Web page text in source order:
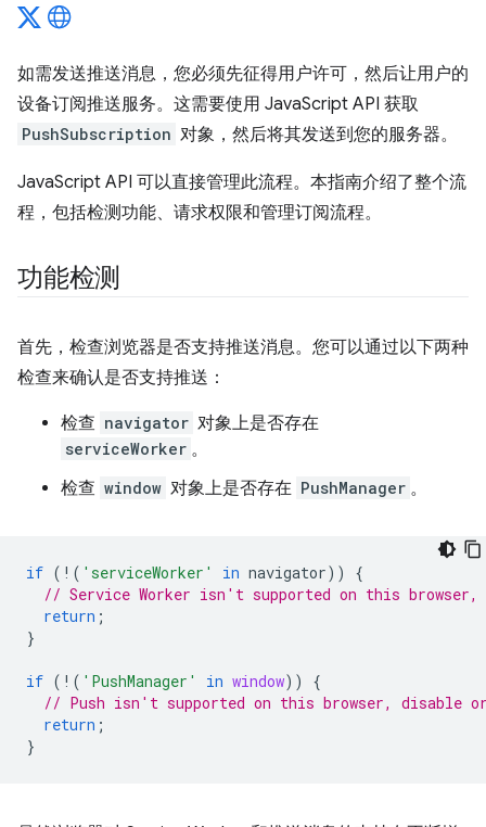
如需发送推送消息，您必须先征得用户许可，然后让用户的
设备订阅推送服务。这需要使用 JavaScript API 获取
PushSubscription 对象，然后将其发送到您的服务器。
JavaScript API 可以直接管理此流程。本指南介绍了整个流
程，包括检测功能、请求权限和管理订阅流程。
功能检测
首先，检查浏览器是否支持推送消息。您可以通过以下两种
检查来确认是否支持推送：
检查 navigator 对象上是否存在
serviceWorker 。
检查 window 对象上是否存在 PushManager 。
if ( ! ( 'serviceWorker' in navigator))
{
// Service Worker isn't supported on this
return ;
}
if ( ! ( 'PushManager' in window))
{
// Push isn't supported on this browser, disable
return ;
}